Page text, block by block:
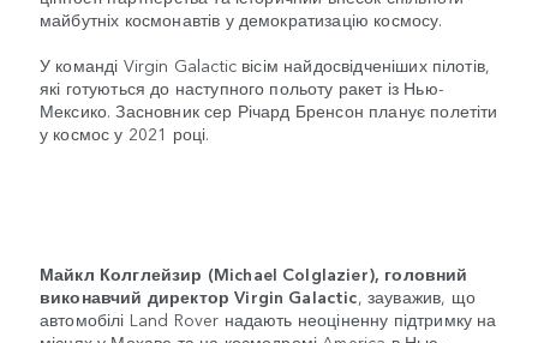
майбутніх космонавтів у демократизацію космосу.
У команді Virgin Galactic вісім найдосвідченіших пілотів,
які готуються до наступного польоту ракет із Нью-
Мексико. Засновник сер Річард Бренсон планує полетіти
у космос у 2021 році.
Майкл Колглейзир (Michael Colglazier), головний
виконавчий директор Virgin Galactic, зауважив, що
автомобілі Land Rover надають неоціненну підтримку на